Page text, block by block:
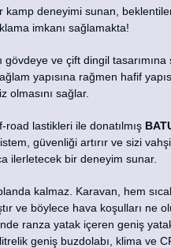
kamp deneyimi sunan,
imkanı sağlamakta!
gövdeye ve çift dingil
yapısına rağmen hafif
sağlar.
lastikleri ile donatılmış
güvenliği artırır ve sizi
ilerletecek bir deneyim sunar.
kalmaz. Karavan, hem
ve böylece hava koşulları ne
ranza yatak içeren geniş
geniş buzdolabı, klima ve